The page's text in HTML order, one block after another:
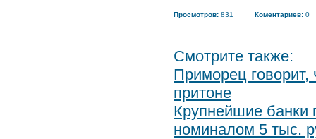
Просмотров: 831 Коментариев: 0
Смотрите также:
Приморец говорит,
притоне
Крупнейшие банки
номиналом 5 тыс.